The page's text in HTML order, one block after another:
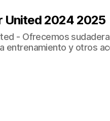
United 2024 2025
- Ofrecemos
entrenamiento y otros